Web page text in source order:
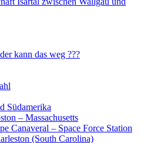
kann das weg ???
Südamerika
– Massachusetts
Canaveral – Space Force Station
(South Carolina)